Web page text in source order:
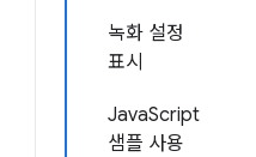
녹화 설정
표시
JavaScript
샘플 사용